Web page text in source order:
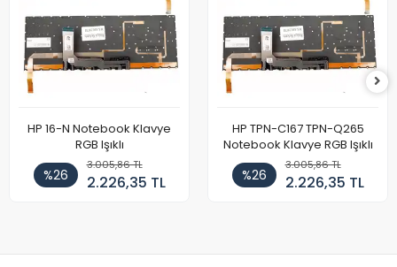
HP 16-N Notebook Klavye
RGB Işıklı
%26
3.005,86 TL
2.226,35 TL
HP TPN-C167 TPN-Q265
Notebook Klavye RGB Işıklı
%26
3.005,86 TL
2.226,35 TL